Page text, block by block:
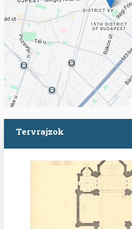
Tervrajzok